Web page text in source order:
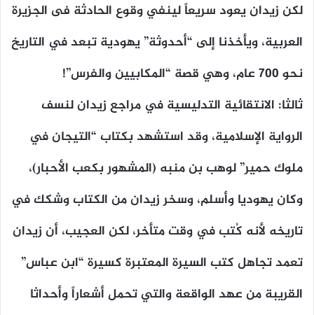
لكن زيدان يعود سريعاً لينفي وقوع الحادثة فى الجزيرة
العربية، ويأخذنا إلى “أحدوثة” يهودية تبعد في التاريخ
نحو 700 عام، وهي قصة “المكابيين والفرس”!
ثالثا: الانتقائية التدليسية في مراجع زيدان لنسف
الرواية الإسلامية، وقد استشهد بكتاب “التيجان في
ملوك حمير” لوهب بن منبه (المشهور بكعب الأحبار)،
وكان يهوديا وأسلم، وسخر زيدان من الكتاب وشكك في
تاريخه لأنه كُتب في وقت متأخر، لكن العجيب، أن زيدان
تعمد تجاهل كتب السيرة المعتبرة كسيرة “ابن عباس”
القريبة من عهد الواقعة والتي تحمل أشعاراً وأحداثا